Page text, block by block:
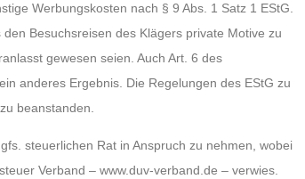
Werbungskosten nach § 9 Abs. 1 Satz 1 EStG.
Besuchsreisen des Klägers private Motive zu
gewesen seien. Auch Art. 6 des
anderes Ergebnis. Die Regelungen des EStG zu
beanstanden.
steuerlichen Rat in Anspruch zu nehmen, wobei
Verband – www.duv-verband.de – verwies.